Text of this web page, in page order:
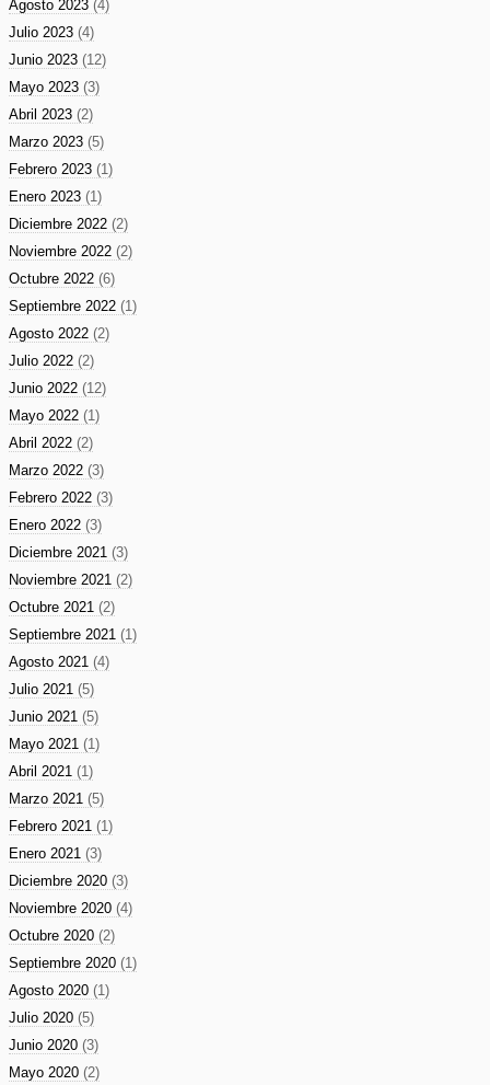
Agosto 2023 (4)
Julio 2023 (4)
Junio 2023 (12)
Mayo 2023 (3)
Abril 2023 (2)
Marzo 2023 (5)
Febrero 2023 (1)
Enero 2023 (1)
Diciembre 2022 (2)
Noviembre 2022 (2)
Octubre 2022 (6)
Septiembre 2022 (1)
Agosto 2022 (2)
Julio 2022 (2)
Junio 2022 (12)
Mayo 2022 (1)
Abril 2022 (2)
Marzo 2022 (3)
Febrero 2022 (3)
Enero 2022 (3)
Diciembre 2021 (3)
Noviembre 2021 (2)
Octubre 2021 (2)
Septiembre 2021 (1)
Agosto 2021 (4)
Julio 2021 (5)
Junio 2021 (5)
Mayo 2021 (1)
Abril 2021 (1)
Marzo 2021 (5)
Febrero 2021 (1)
Enero 2021 (3)
Diciembre 2020 (3)
Noviembre 2020 (4)
Octubre 2020 (2)
Septiembre 2020 (1)
Agosto 2020 (1)
Julio 2020 (5)
Junio 2020 (3)
Mayo 2020 (2)